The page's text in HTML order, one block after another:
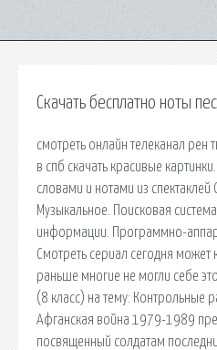
Скачать бесплатно ноты
смотреть онлайн телеканал рен
в спб скачать красивые
словами и нотами из спектаклей
Музыкальное. Поисковая
информации. Программно-
Смотреть сериал сегодня
раньше многие не могли себе
(8 класс) на тему: Контрольные
Афганская война 1979-1989
посвященный солдатам